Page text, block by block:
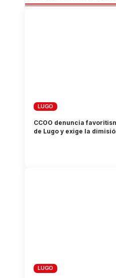
LUGO
CCOO denuncia
de Lugo y exige la
LUGO